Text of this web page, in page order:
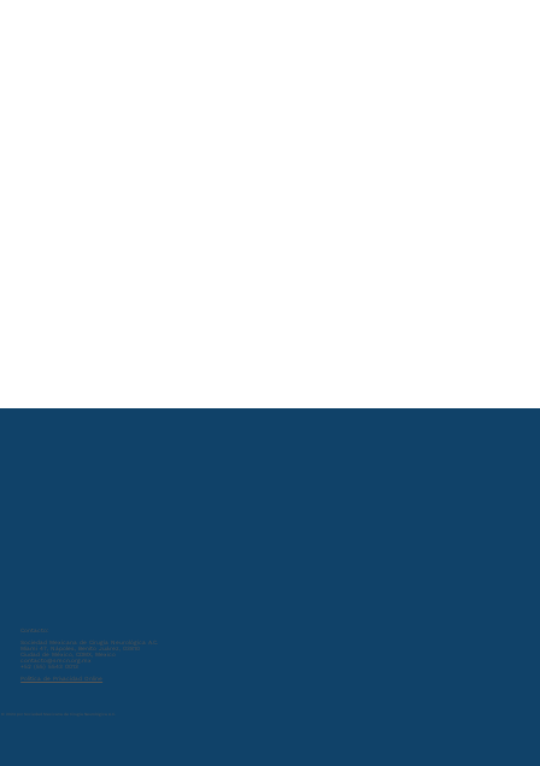
© 2024 por Sociedad Mexicana de Cirugía Neurológica A.C.
Contacto:
Sociedad Mexicana de Cirugía Neurológica A.C.
Miami 47, Nápoles, Benito Juárez, 03810
Ciudad de México, CDMX, Mexico
contacto@smcn.org.mx
+52 (55) 5543 0013
Política de Privacidad Online